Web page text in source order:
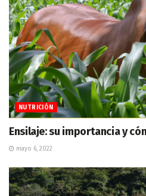
NUTRICIÓN
Ensilaje: su importancia y
mayo 6, 2022